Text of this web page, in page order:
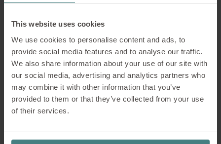
This website uses cookies
We use cookies to personalise content and ads, to
provide social media features and to analyse our traffic.
We also share information about your use of our site with
our social media, advertising and analytics partners who
may combine it with other information that you’ve
provided to them or that they’ve collected from your use
of their services.
Met het nieuwe platform “Workscape of
in het leven geroepen op basis van de
trendmonitor INSIGHTS die de resultaten
van jarenlang onderzoek naar het
werklandschap bundelt.
LEES MEER